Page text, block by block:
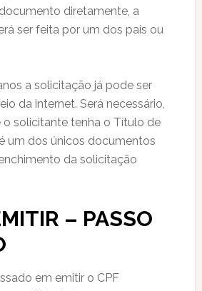
diretamente, a
ser feita por um dos pais ou
a solicitação já pode ser
da internet. Será necessário,
o solicitante tenha o Título de
um dos únicos documentos
da solicitação
– PASSO
em emitir o CPF